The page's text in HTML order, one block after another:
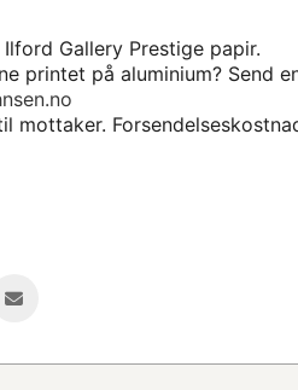
Gallery Prestige papir.
printet på aluminium? Send
mottaker.